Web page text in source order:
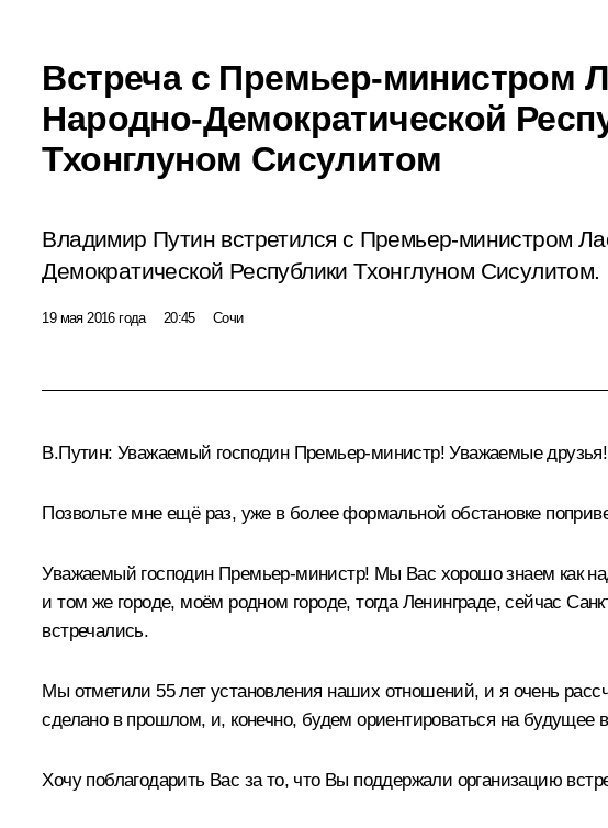
Встреча с Премьер-министром
Народно-Демократической
Тхонглуном Сисулитом
Владимир Путин встретился с Премьер-министром
Демократической Республики Тхонглуном Сисулитом.
19 мая 2016 года 20:45 Сочи
В.Путин: Уважаемый господин Премьер-министр! Уважаемые друзья!
Позвольте мне ещё раз, уже в более формальной обстановке
Уважаемый господин Премьер-министр! Мы Вас хорошо знаем как
и том же городе, моём родном городе, тогда Ленинграде, сейчас
встречались.
Мы отметили 55 лет установления наших отношений, и я очень
сделано в прошлом, и, конечно, будем ориентироваться на будущее
Хочу поблагодарить Вас за то, что Вы поддержали организацию